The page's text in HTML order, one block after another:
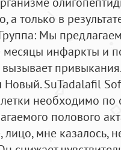
а только в
Мы предлагаем
месяцы инфаркты и
Новый. SuTadalafil
необходимо
полового
лицо, мне казалось,